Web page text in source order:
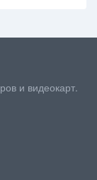
и видеокарт.